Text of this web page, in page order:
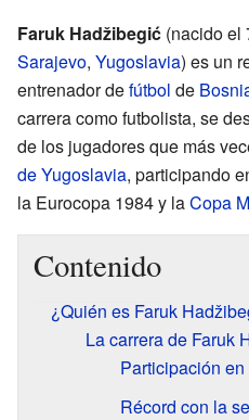
Faruk Hadžibegić (nacido el
Sarajevo, Yugoslavia) es un
entrenador defútbol de
carrera como futbolista, se
de los jugadores que más
de Yugoslavia, participando
la Eurocopa 1984 y laCopa
Contenido
¿Quién es Faruk
La carrera de Faruk
Participación
Récord con la